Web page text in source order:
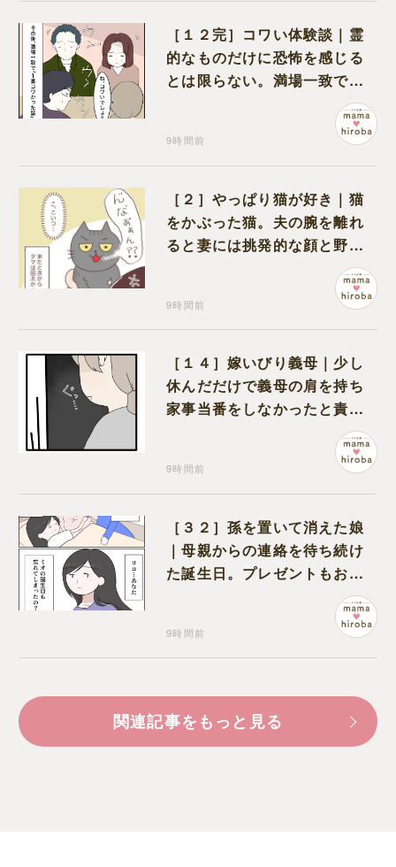
［１２完］コワい体験談｜霊
的なものだけに恐怖を感じる
とは限らない。満場一致でコ
ワいと認定された意外な体験
9時間前
［２］やっぱり猫が好き｜猫
をかぶった猫。夫の腕を離れ
ると妻には挑発的な顔と野太
9時間前
［１４］嫁いびり義母｜少し
休んだだけで義母の肩を持ち
家事当番をしなかったと責め
9時間前
［３２］孫を置いて消えた娘
｜母親からの連絡を待ち続け
た誕生日。プレゼントもお祝
9時間前
関連記事をもっと見る